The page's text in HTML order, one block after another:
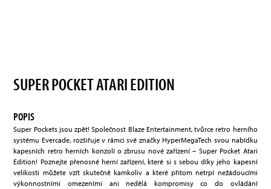
SUPER POCKET ATARI EDITION
POPIS
Super Pockets jsou zpět! Společnost Blaze Entertainment, tvůrce retro herního
systému Evercade, rozšiřuje v rámci své značky HyperMegaTech svou nabídku
kapesních retro herních konzolí o zbrusu nové zařízení – Super Pocket Atari
Edition! Poznejte přenosné herní zařízení, které si s sebou díky jeho kapesní
velikosti můžete vzít skutečně kamkoliv a které přitom netrpí nežádoucími
výkonnostními omezeními ani nedělá kompromisy co do ovládání